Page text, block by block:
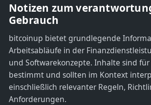
Notizen zum
Gebrauch
bitcoinup bietet grundlegende
Arbeitsabläufe in der
und Softwarekonzepte. Inhalte sind für
bestimmt und sollten im Kontext
einschließlich relevanter Regeln,
Anforderungen.